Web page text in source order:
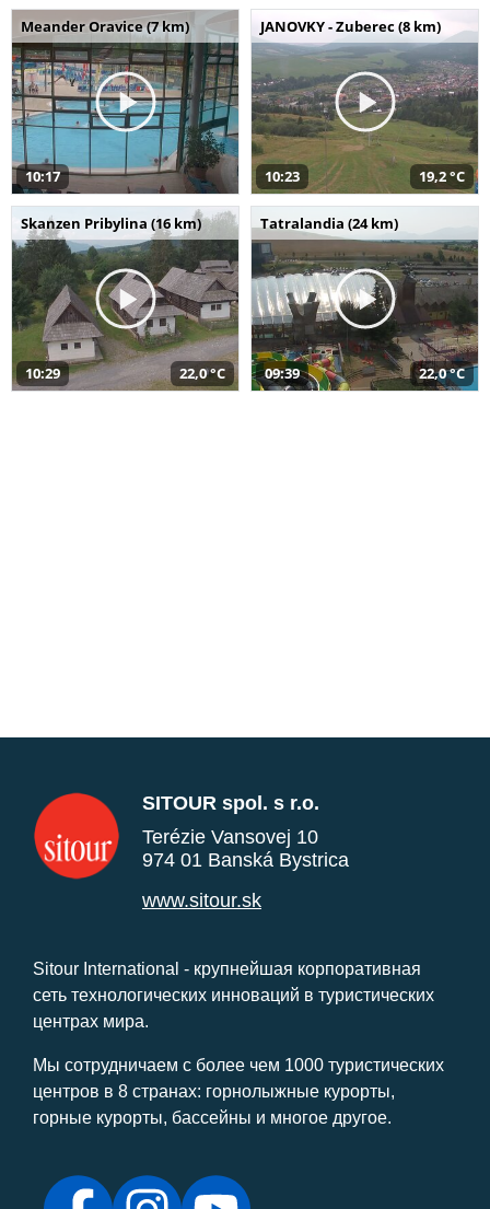
Meander Oravice (7 km)
10:17
JANOVKY - Zuberec (8 km)
10:23 19,2 °C
Skanzen Pribylina (16 km)
10:29 22,0 °C
Tatralandia (24 km)
09:39 22,0 °C
SITOUR spol. s r.o.
Terézie Vansovej 10
974 01 Banská Bystrica
www.sitour.sk
Sitour International - крупнейшая корпоративная
сеть технологических инноваций в туристических
центрах мира.
Мы сотрудничаем с более чем 1000 туристических
центров в 8 странах: горнолыжные курорты,
горные курорты, бассейны и многое другое.